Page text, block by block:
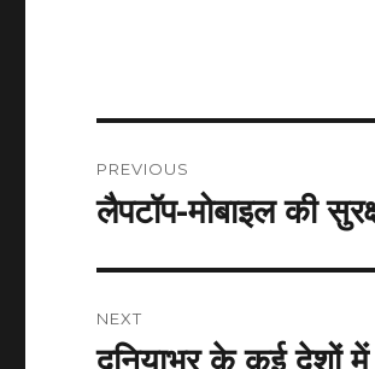
navigation
PREVIOUS
Previous
लैपटॉप-मोबाइल की
NEXT
Next
दुनियाभर के कई देशों